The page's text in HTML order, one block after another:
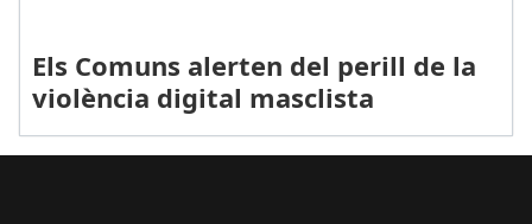
Els Comuns alerten del perill de la
violència digital masclista